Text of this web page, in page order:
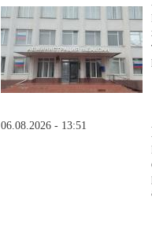
06.08.2026 - 13:51